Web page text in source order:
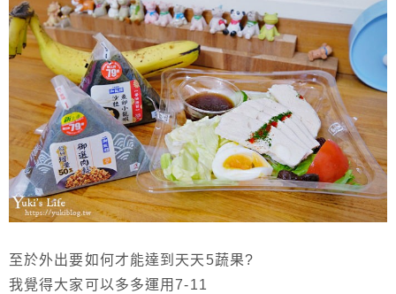
至於外出要如何才能達到天天5蔬果?
我覺得大家可以多多運用7-11